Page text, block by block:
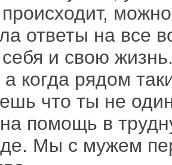
происходит,
ответы на все
и свою
когда рядом
что ты не
помощь в
Мы с мужем